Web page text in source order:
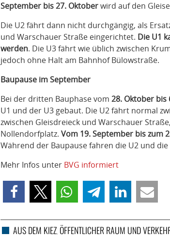
September bis 27. Oktoberwird auf den
Die U2 fährt dann nicht durchgängig, als
und Warschauer Straße eingerichtet. Die U1
werden. Die U3 fährt wie üblich zwischen
jedoch ohne Halt am Bahnhof Bülowstraße.
Baupause im September
Bei der dritten Bauphase vom 28. Oktober bis
U1 und der U3 gebaut. Die U2 fährt normal
zwischen Gleisdreieck und Warschauer
Nollendorfplatz. Vom 19. September bis zum
Während der Baupause fahren die U2 und
Mehr Infos unter BVG informiert
AUS DEM KIEZ, ÖFFENTLICHER RAUM UND